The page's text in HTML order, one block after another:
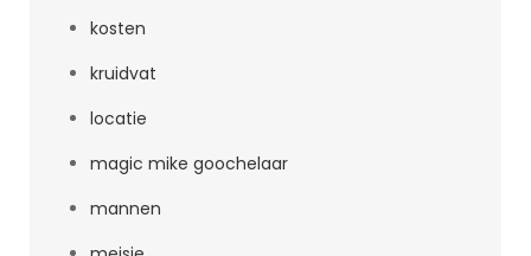
kosten
kruidvat
locatie
magic mike goochelaar
mannen